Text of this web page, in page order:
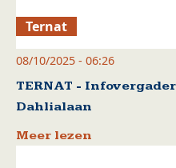
Ternat
08/10/2025 - 06:26
TERNAT -
Dahlialaan
Meer lezen